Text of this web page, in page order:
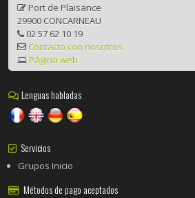
Port de Plaisance
29900 CONCARNEAU
02 57 62 10 19
Contacto con nosotros
Página web
Lenguas habladas
Servicios
Grupos Inicio
Métodos de pago aceptados